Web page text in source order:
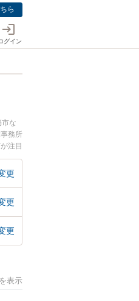
ら
グイン
な
務所
注目
初回
更
更
更
表示